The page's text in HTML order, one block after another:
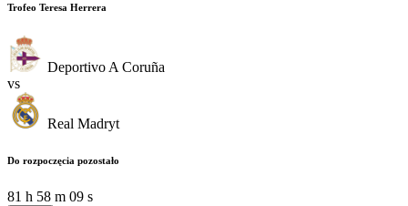
Trofeo Teresa Herrera
Deportivo A Coruña
vs
Real Madryt
Do rozpoczęcia pozostało
81 h 58 m 07 s